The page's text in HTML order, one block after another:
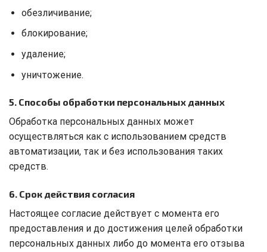
обезличивание;
блокирование;
удаление;
уничтожение.
5. Способы обработки персональных данных
Обработка персональных данных может
осуществляться как с использованием средств
автоматизации, так и без использования таких
средств.
6. Срок действия согласия
Настоящее согласие действует с момента его
предоставления и до достижения целей обработки
персональных данных либо до момента его отзыва